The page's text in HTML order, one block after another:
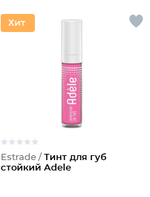
Estrade / Тинт для губ
стойкий Adele